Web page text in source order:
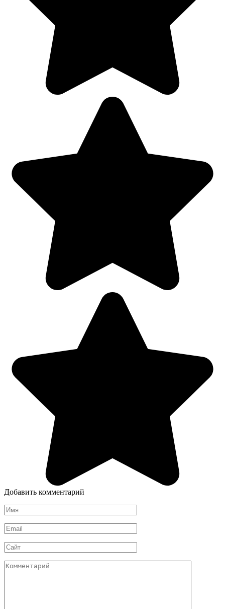
Добавить комментарий
Имя
*
Email
*
Сайт
Комментарий